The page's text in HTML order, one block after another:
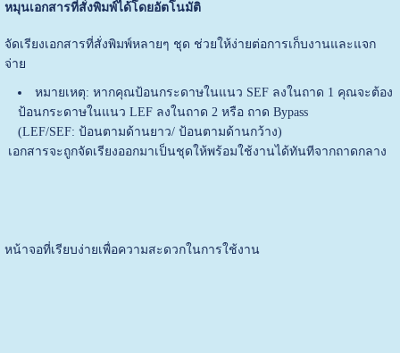
หมุนเอกสารที่สั่งพิมพ์ได้โดยอัตโนมัติ
จัดเรียงเอกสารที่สั่งพิมพ์หลายๆ ชุด ช่วยให้ง่ายต่อการเก็บงานและแจก
จ่าย
หมายเหตุ: หากคุณป้อนกระดาษในแนว SEF ลงในถาด 1 คุณจะต้อง
ป้อนกระดาษในแนว LEF ลงในถาด 2 หรือ ถาด Bypass
(LEF/SEF: ป้อนตามด้านยาว/ ป้อนตามด้านกว้าง)
เอกสารจะถูกจัดเรียงออกมาเป็นชุดให้พร้อมใช้งานได้ทันทีจากถาดกลาง
หน้าจอที่เรียบง่ายเพื่อความสะดวกในการใช้งาน